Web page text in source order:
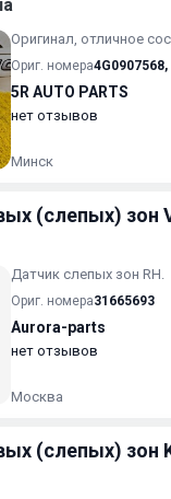
Оригинал, отличное
Ориг. номера4G0907568,
5R AUTO PARTS
нет отзывов
Минск
(слепых) зон
Датчик слепых зон RH.
Ориг. номера31665693
Aurora-parts
нет отзывов
Москва
(слепых) зон